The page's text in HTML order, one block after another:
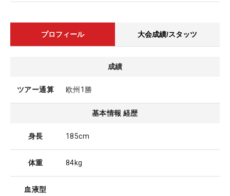
プロフィール 大会成績/スタッツ
成績
ツアー通算 欧州1勝
基本情報 経歴
身長 185cm
体重 84kg
血液型